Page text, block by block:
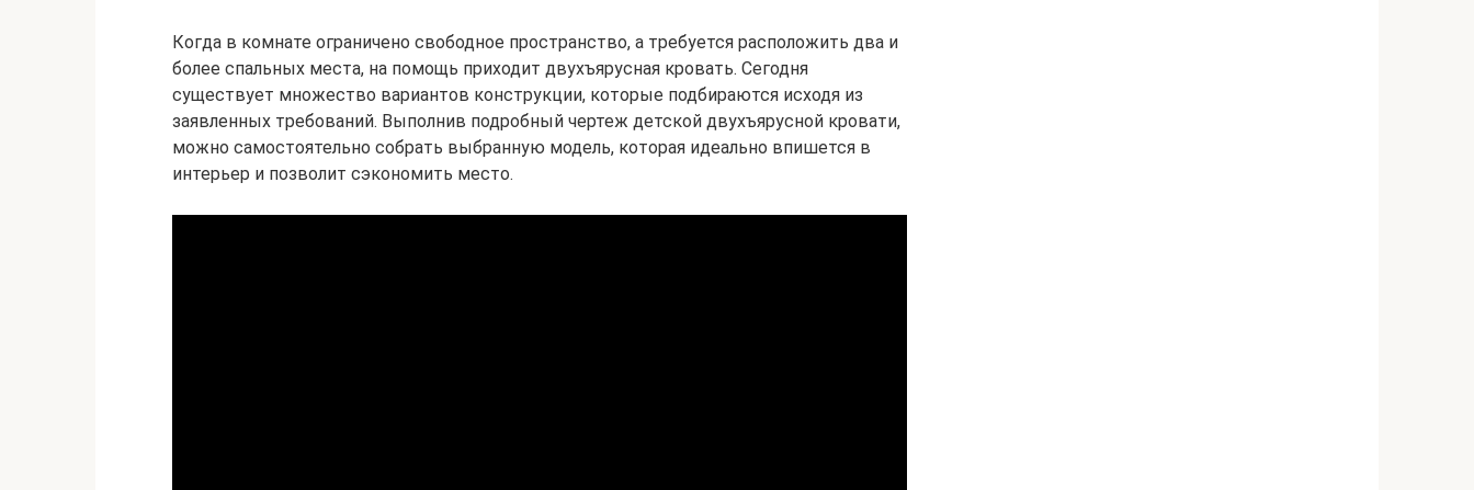
Когда в комнате ограничено свободное пространство, а требуется расположить два и
более спальных места, на помощь приходит двухъярусная кровать. Сегодня
существует множество вариантов конструкции, которые подбираются исходя из
заявленных требований. Выполнив подробный чертеж детской двухъярусной кровати,
можно самостоятельно собрать выбранную модель, которая идеально впишется в
интерьер и позволит сэкономить место.